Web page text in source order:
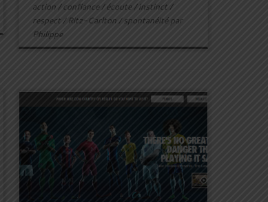
action /confiance/écoute/instinct /
respect / Ritz-Carlton /spontanéitépar
Philippe